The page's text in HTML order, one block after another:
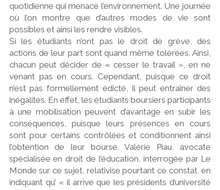
quotidienne qui menace l’environnement. Une journée
où l’on montre que d’autres modes de vie sont
possibles et ainsi les rendre visibles.
Si les étudiants n’ont pas le droit de grève, des
actions de leur part sont quand même tolérées. Ainsi,
chacun peut décider de « cesser le travail », en ne
venant pas en cours. Cependant, puisque ce droit
n’est pas formellement édicté, il peut entraîner des
inégalités. En effet, les étudiants boursiers participants
à une mobilisation peuvent d’avantage en subir les
conséquences, puisque leurs présences en cours
sont pour certains contrôlées et conditionnent ainsi
l’obtention de leur bourse. Valérie Piau, avocate
spécialisée en droit de l’éducation, interrogée par Le
Monde sur ce sujet, relativise pourtant ce constat, en
indiquant qu’ « il arrive que les présidents d’université